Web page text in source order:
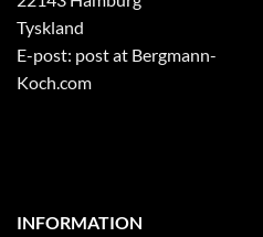
Tyskland
E-post: post at Bergmann-
Koch.com
INFORMATION